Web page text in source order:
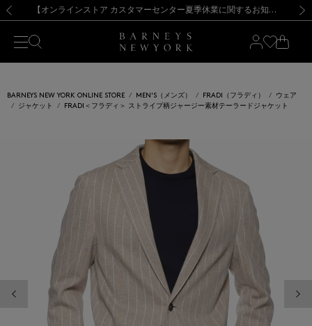
新規登録のお客様も対象！＜MY BARNEYS＞会員のお客様は11,000円（税込）以上のお買上げで常時送料無料！お買い物の際は会員登録を！
【夏季休業に伴う出荷一時停止のお知らせ】(2026.8.7) 【オンラインストア カスタマーセンター夏季休業に関するお知らせ】（2026.8.7）
【夏季休業に伴う返品・交換承り一時停止のお知らせ】（2026.8.5）
熊本県を中心とした地震の影響によるお荷物のお届けについて
【開催中】SUMMER SALEのご案内・ご注意事項 新規登録のお客様も対象！＜MY BARNEYS＞会員のお客様は11,000円（税込）以上のお買上げで常時送料無料！お買い物の際は会員登録を！
【夏季休業に伴う出荷一時停止のお知らせ】(2026.8.7)
BARNEYS NEW YORK ONLINE STORE MEN'S（メンズ） FRADI（フラディ）
ウェア
ジャケット
FRADI＜フラディ＞ ストライプ柄ジャージー素材テーラードジャケット